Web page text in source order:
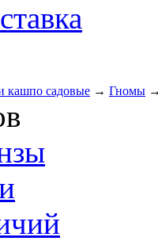
кашпо садовые → Гномы